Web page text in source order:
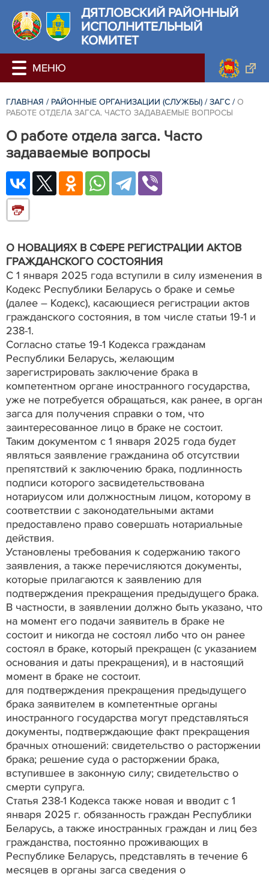
ДЯТЛОВСКИЙ РАЙОННЫЙ
ИСПОЛНИТЕЛЬНЫЙ
КОМИТЕТ
ГЛАВНАЯ / РАЙОННЫЕ ОРГАНИЗАЦИИ (СЛУЖБЫ) / ЗАГС / О
РАБОТЕ ОТДЕЛА ЗАГСА. ЧАСТО ЗАДАВАЕМЫЕ ВОПРОСЫ
О работе отдела загса. Часто
задаваемые вопросы
О НОВАЦИЯХ В СФЕРЕ РЕГИСТРАЦИИ АКТОВ
ГРАЖДАНСКОГО СОСТОЯНИЯ
С 1 января 2025 года вступили в силу изменения в
Кодекс Республики Беларусь о браке и семье
(далее – Кодекс), касающиеся регистрации актов
гражданского состояния, в том числе статьи 19-1 и
238-1.
Согласно статье 19-1 Кодекса гражданам
Республики Беларусь, желающим
зарегистрировать заключение брака в
компетентном органе иностранного государства,
уже не потребуется обращаться, как ранее, в орган
загса для получения справки о том, что
заинтересованное лицо в браке не состоит.
Таким документом с 1 января 2025 года будет
являться заявление гражданина об отсутствии
препятствий к заключению брака, подлинность
подписи которого засвидетельствована
нотариусом или должностным лицом, которому в
соответствии с законодательными актами
предоставлено право совершать нотариальные
действия.
Установлены требования к содержанию такого
заявления, а также перечисляются документы,
которые прилагаются к заявлению для
подтверждения прекращения предыдущего брака.
В частности, в заявлении должно быть указано, что
на момент его подачи заявитель в браке не
состоит и никогда не состоял либо что он ранее
состоял в браке, который прекращен (с указанием
основания и даты прекращения), и в настоящий
момент в браке не состоит.
для подтверждения прекращения предыдущего
брака заявителем в компетентные органы
иностранного государства могут представляться
документы, подтверждающие факт прекращения
брачных отношений: свидетельство о расторжении
брака; решение суда о расторжении брака,
вступившее в законную силу; свидетельство о
смерти супруга.
Статья 238-1 Кодекса также новая и вводит с 1
января 2025 г. обязанность граждан Республики
Беларусь, а также иностранных граждан и лиц без
гражданства, постоянно проживающих в
Республике Беларусь, представлять в течение 6
месяцев в органы загса сведения о